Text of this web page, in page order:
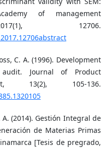
of management
12706.
C. A. (1996). Development
Journal of Product
13(2), 105-136.
A. (2014). Gestión Integral de
de Materias Primas
[Tesis de pregrado,